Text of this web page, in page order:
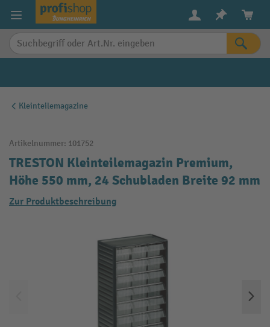
springen
Kleinteilemagazine
Artikelnummer: 101752
TRESTON Kleinteilemagazin Premium,
Höhe 550 mm, 24 Schubladen Breite 92 mm
Zur Produktbeschreibung